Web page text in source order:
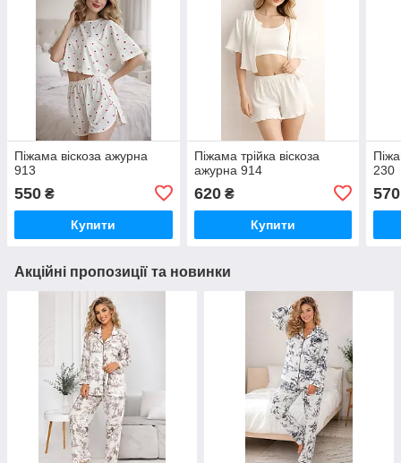
Піжама віскоза ажурна
913
550 ₴
Купити
Піжама трійка віскоза
ажурна 914
620₴
Купити
230
570
Акційні пропозиції та новинки